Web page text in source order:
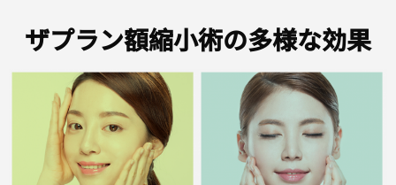
ザプラン額縮小術の多様な効果